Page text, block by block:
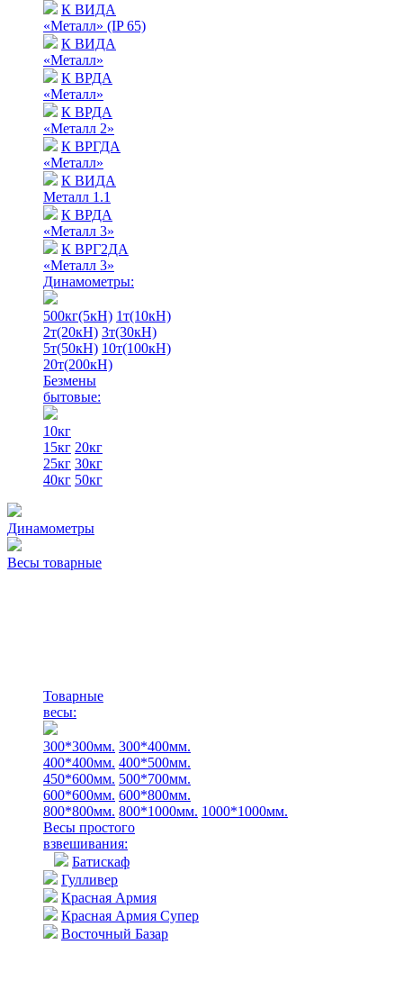
К ВИДА
«Металл» (IP 65)
К ВИДА
«Металл»
К ВРДА
«Металл»
К ВРДА
«Металл 2»
К ВРГДА
«Металл»
К ВИДА
Металл 1.1
К ВРДА
«Металл 3»
К ВРГ2ДА
«Металл 3»
Динамометры:
500кг(5кН) 1т(10кН)
2т(20кН) 3т(30кН)
5т(50кН) 10т(100кН)
20т(200кН)
Безмены
бытовые:
10кг
15кг 20кг
25кг 30кг
40кг 50кг
Динамометры
Весы товарные
Товарные
весы:
300*300мм. 300*400мм.
400*400мм. 400*500мм.
450*600мм. 500*700мм.
600*600мм. 600*800мм.
800*800мм. 800*1000мм. 1000*1000мм.
Весы простого
взвешивания:
Батискаф
Гулливер
Красная Армия
Красная Армия Супер
Восточный Базар